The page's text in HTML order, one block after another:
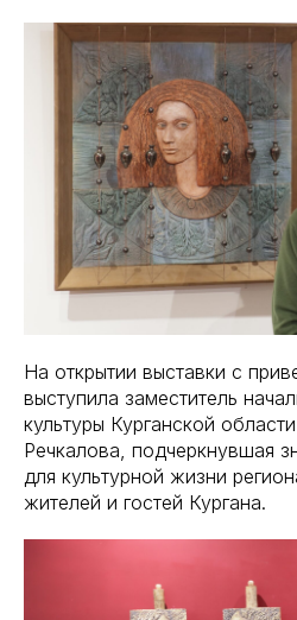
На открытии выставки с
выступила заместитель
культуры Курганской
Речкалова, подчеркнувшая
для культурной жизни
жителей и гостей Кургана.